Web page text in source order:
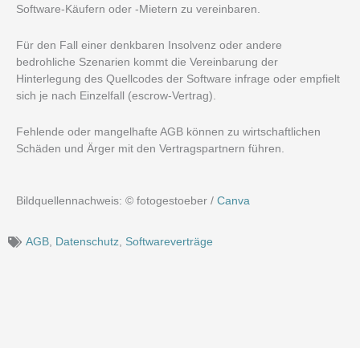
Software-Käufern oder -Mietern zu vereinbaren.
Für den Fall einer denkbaren Insolvenz oder andere
bedrohliche Szenarien kommt die Vereinbarung der
Hinterlegung des Quellcodes der Software infrage oder empfielt
sich je nach Einzelfall (escrow-Vertrag).
Fehlende oder mangelhafte AGB können zu wirtschaftlichen
Schäden und Ärger mit den Vertragspartnern führen.
Bildquellennachweis: © fotogestoeber / Canva
AGB, Datenschutz, Softwareverträge